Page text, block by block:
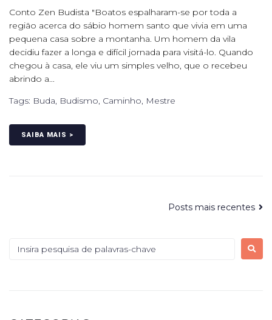
Conto Zen Budista "Boatos espalharam-se por toda a
região acerca do sábio homem santo que vivia em uma
pequena casa sobre a montanha. Um homem da vila
decidiu fazer a longa e difícil jornada para visitá-lo. Quando
chegou à casa, ele viu um simples velho, que o recebeu
abrindo a...
Tags: Buda, Budismo, Caminho, Mestre
SAIBA MAIS >
Posts mais recentes